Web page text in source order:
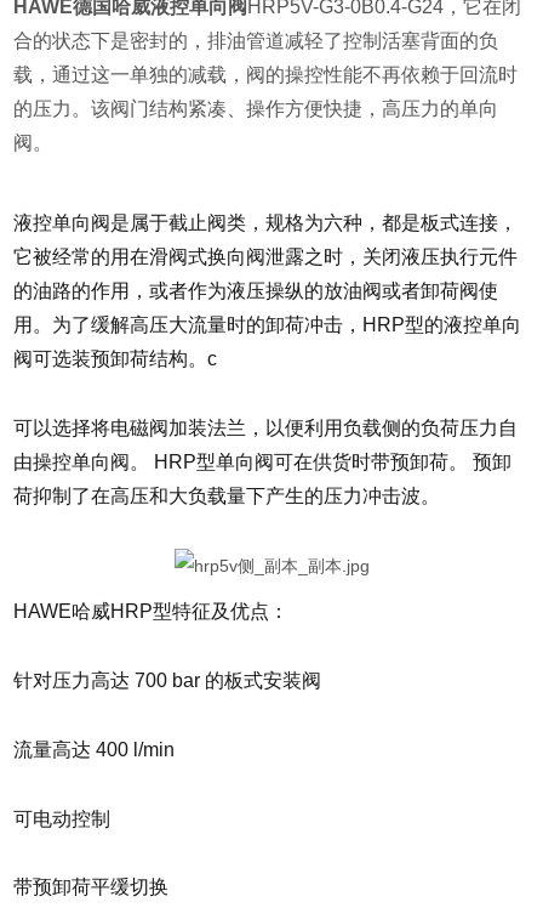
HAWE德国哈威液控单向阀 HRP5V-G3-0B0.4-G24，它在闭
合的状态下是密封的，排油管道减轻了控制活塞背面的负
载，通过这一单独的减载，阀的操控性能不再依赖于回流时
的压力。该阀门结构紧凑、操作方便快捷，高压力的单向
阀。
液控单向阀是属于截止阀类，规格为六种，都是板式连接，
它被经常的用在滑阀式换向阀泄露之时，关闭液压执行元件
的油路的作用，或者作为液压操纵的放油阀或者卸荷阀使
用。为了缓解高压大流量时的卸荷冲击，HRP型的液控单向
阀可选装预卸荷结构。c
可以选择将电磁阀加装法兰，以便利用负载侧的负荷压力自
由操控单向阀。 HRP型单向阀可在供货时带预卸荷。 预卸
荷抑制了在高压和大负载量下产生的压力冲击波。
HAWE哈威HRP型特征及优点：
针对压力高达 700 bar 的板式安装阀
流量高达 400 l/min
可电动控制
带预卸荷平缓切换